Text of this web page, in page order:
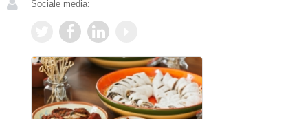
Sociale media: